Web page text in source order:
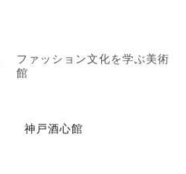
ファッション文化を学ぶ美術
館
神戸酒心館